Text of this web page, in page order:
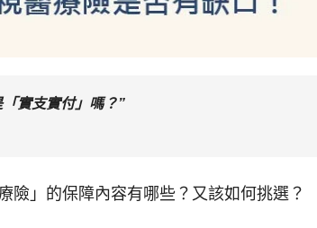
實支實付」嗎？”
險」的保障內容有哪些？又該如何挑選？